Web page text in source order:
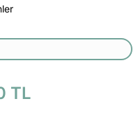
TL